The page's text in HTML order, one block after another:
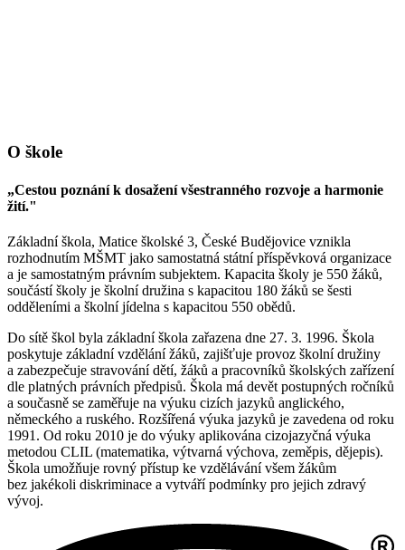
O škole
„Cestou poznání k dosažení všestranného rozvoje a harmonie
žití."
Základní škola, Matice školské 3, České Budějovice vznikla
rozhodnutím MŠMT jako samostatná státní příspěvková organizace
a je samostatným právním subjektem. Kapacita školy je 550 žáků,
součástí školy je školní družina s kapacitou 180 žáků se šesti
odděleními a školní jídelna s kapacitou 550 obědů.
Do sítě škol byla základní škola zařazena dne 27. 3. 1996. Škola
poskytuje základní vzdělání žáků, zajišťuje provoz školní družiny
a zabezpečuje stravování dětí, žáků a pracovníků školských zařízení
dle platných právních předpisů. Škola má devět postupných ročníků
a současně se zaměřuje na výuku cizích jazyků anglického,
německého a ruského. Rozšířená výuka jazyků je zavedena od roku
1991. Od roku 2010 je do výuky aplikována cizojazyčná výuka
metodou CLIL (matematika, výtvarná výchova, zeměpis, dějepis).
Škola umožňuje rovný přístup ke vzdělávání všem žákům
bez jakékoli diskriminace a vytváří podmínky pro jejich zdravý
vývoj.